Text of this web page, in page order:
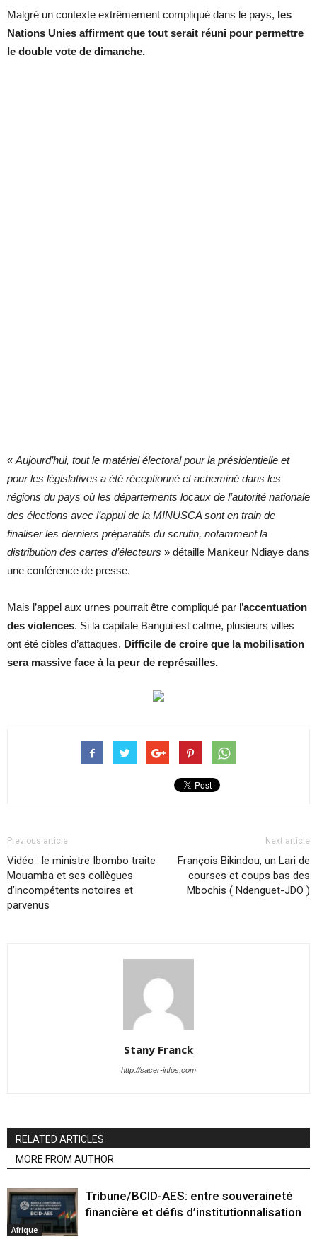
Malgré un contexte extrêmement compliqué dans le pays, les
Nations Unies affirment que tout serait réuni pour permettre
le double vote de dimanche.
« Aujourd’hui, tout le matériel électoral pour la présidentielle et
pour les législatives a été réceptionné et acheminé dans les
régions du pays où les départements locaux de l’autorité nationale
des élections avec l’appui de la MINUSCA sont en train de
finaliser les derniers préparatifs du scrutin, notamment la
distribution des cartes d’électeurs » détaille Mankeur Ndiaye dans
une conférence de presse.
Mais l’appel aux urnes pourrait être compliqué par l’accentuation
des violences. Si la capitale Bangui est calme, plusieurs villes
ont été cibles d’attaques. Difficile de croire que la mobilisation
sera massive face à la peur de représailles.
Previous article
Vidéo : le ministre Ibombo traite
Mouamba et ses collègues
d’incompétents notoires et
parvenus
Next article
François Bikindou, un Lari de
courses et coups bas des
Mbochis ( Ndenguet-JDO )
Stany Franck
http://sacer-infos.com
RELATED ARTICLES
MORE FROM AUTHOR
Afrique
Tribune/BCID-AES: entre souveraineté
financière et défis d’institutionnalisation